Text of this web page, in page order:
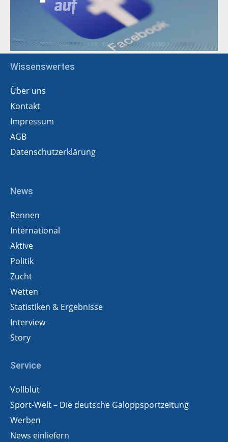
Wissenswertes
Über uns
Kontakt
Impressum
AGB
Datenschutzerklärung
News
Rennen
International
Aktive
Politik
Zucht
Wetten
Statistiken & Ergebnisse
Interview
Story
Service
Vollblut
Sport-Welt – Die deutsche Galoppsportzeitung
Werben
News einliefern